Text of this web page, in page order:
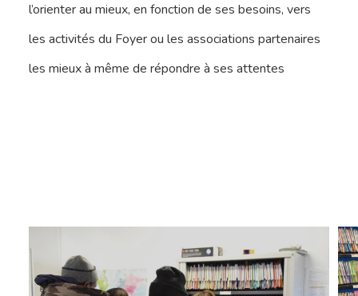
l’orienter au mieux, en fonction de ses besoins, vers
les activités du Foyer ou les associations partenaires
les mieux à même de répondre à ses attentes